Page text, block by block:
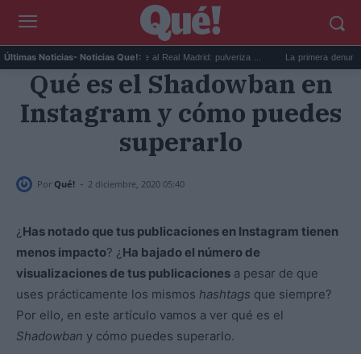
Últimas Noticias- Noticias Que!:
Fichaje de Yan Diomande al Real Madrid: pulveriza ... La primera denuncia que
Qué es el Shadowban en
Instagram y cómo puedes
superarlo
Por Qué! - 2 diciembre, 2020 05:40
¿ Has notado que tus publicaciones en Instagram tienen
menos impacto? ¿ Ha bajado el número de
visualizaciones de tus publicaciones a pesar de que
uses prácticamente los mismos hashtags que siempre?
Por ello, en este artículo vamos a ver qué es el
Shadowban y cómo puedes superarlo.